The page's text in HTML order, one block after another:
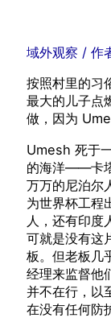
域外观察 / 作
按照村里的习
最大的儿子点
做，因为
Umesh 死于
的海洋——卡
万万的尼泊尔
为世界杯工程
人，还有印度
可就是没有
板。但老板几
经理来监督他
并不在行，以
在没有任何防